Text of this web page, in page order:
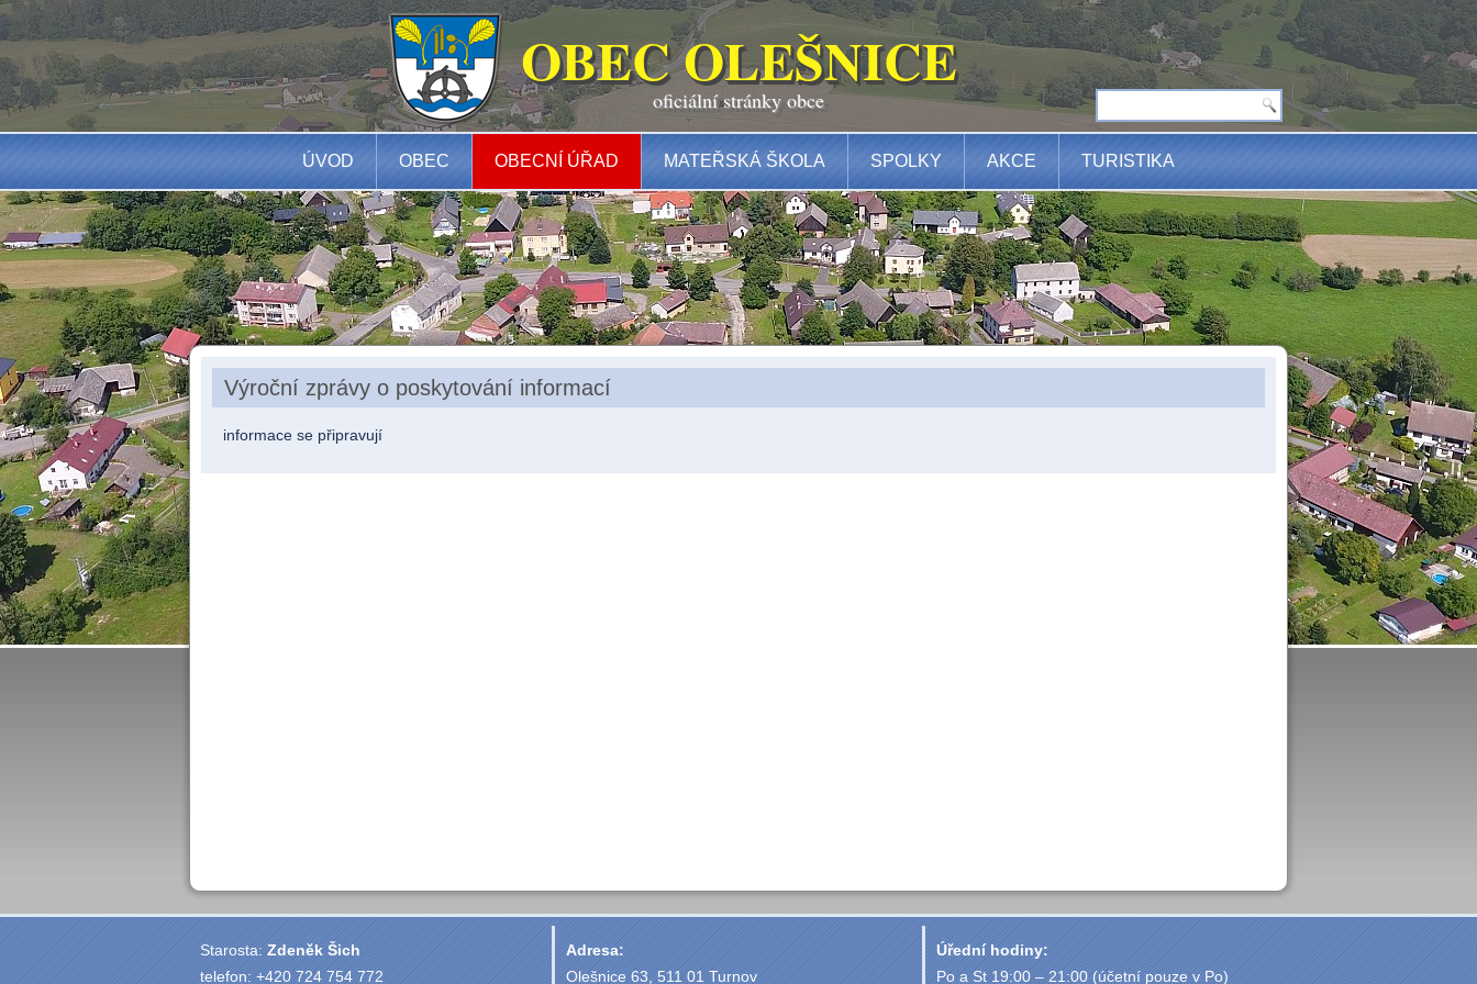
OBEC OLEŠNICE
oficiální stránky obce
ÚVOD OBEC OBECNÍ ÚŘAD MATEŘSKÁ ŠKOLA SPOLKY AKCE TURISTIKA
Výroční zprávy o poskytování informací
informace se připravují
Starosta: Zdeněk Šich
telefon: +420 724 754 772
Adresa:
Olešnice 63, 511 01 Turnov
Úřední hodiny:
Po a St 19:00 – 21:00 (účetní pouze v Po)